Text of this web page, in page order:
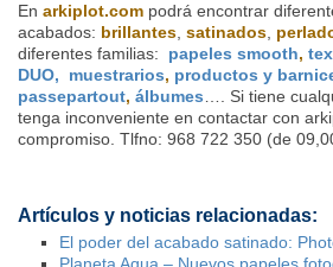
En arkiplot.com podrá encontrar
acabados: brillantes, satinados,
diferentes familias: papeles smooth,
DUO,
muestrarios, productos y
passepartout, álbumes…. Si tiene
tenga inconveniente en contactar con
compromiso. Tlfno: 968 722 350 (de
Artículos y noticias relacionadas:
El poder del acabado satinado: